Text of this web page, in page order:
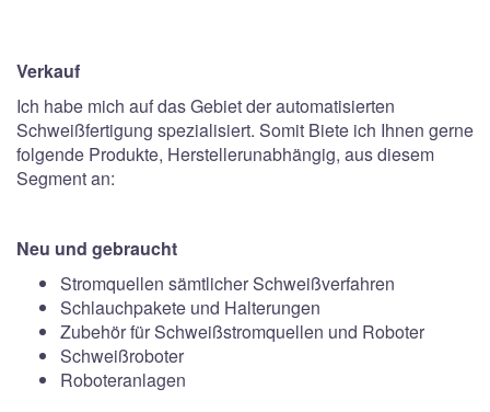
Verkauf
Ich habe mich auf das Gebiet der automatisierten
Schweißfertigung spezialisiert. Somit Biete ich Ihnen gerne
folgende Produkte, Herstellerunabhängig, aus diesem
Segment an:
Neu und gebraucht
Stromquellen sämtlicher Schweißverfahren
Schlauchpakete und Halterungen
Zubehör für Schweißstromquellen und Roboter
Schweißroboter
Roboteranlagen